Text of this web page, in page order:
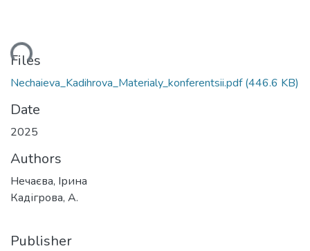
Files
Nechaieva_Kadihrova_Materialy_konferentsii.pdf(446.6 KB)
Date
2025
Authors
Нечаєва, Ірина
Кадігрова, А.
Publisher